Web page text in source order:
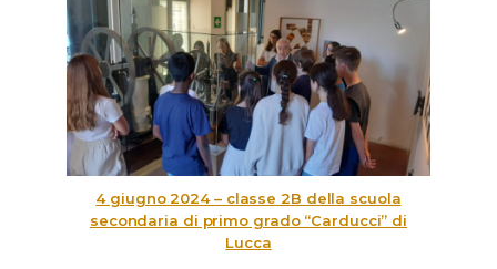
4 giugno 2024 – classe 2B della scuola
secondaria di primo grado “Carducci” di
Lucca